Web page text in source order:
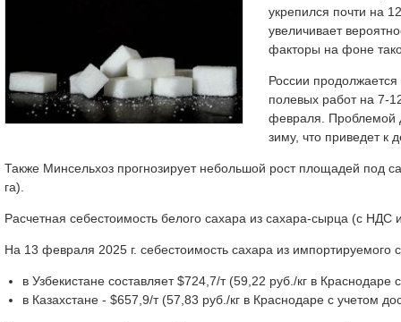
укрепился почти на
увеличивает
факторы на фоне
России
полевых работ на 7-
февраля. Проблемой
зиму, что приведет к
Также Минсельхоз прогнозирует небольшой рост площадей под
га).
Расчетная себестоимость белого сахара из сахара-сырца (с
На 13 февраля 2025 г. себестоимость сахара из импортируемого
в Узбекистане составляет $724,7/т (59,22 руб./кг в
в Казахстане - $657,9/т (57,83 руб./кг в Краснодаре с учетом